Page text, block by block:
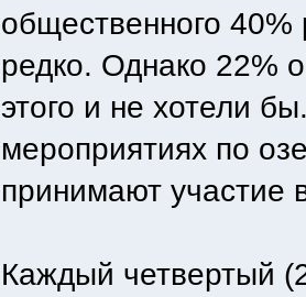
общественного
редко. Однако 22%
этого и не хотели
мероприятиях по
принимают участие
Каждый четвертый